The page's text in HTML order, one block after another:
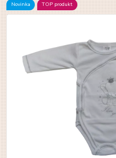
Novinka TOP produkt